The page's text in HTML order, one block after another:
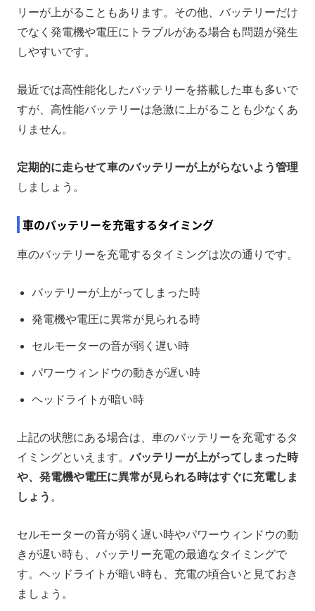
リーが上がることもあります。その他、バッテリーだけ
でなく発電機や電圧にトラブルがある場合も問題が発生
しやすいです。
最近では高性能化したバッテリーを搭載した車も多いで
すが、高性能バッテリーは急激に上がることも少なくあ
りません。
定期的に走らせて車のバッテリーが上がらないよう管理
しましょう。
車のバッテリーを充電するタイミング
車のバッテリーを充電するタイミングは次の通りです。
バッテリーが上がってしまった時
発電機や電圧に異常が見られる時
セルモーターの音が弱く遅い時
パワーウィンドウの動きが遅い時
ヘッドライトが暗い時
上記の状態にある場合は、車のバッテリーを充電するタ
イミングといえます。バッテリーが上がってしまった時
や、発電機や電圧に異常が見られる時はすぐに充電しま
しょう 。
セルモーターの音が弱く遅い時やパワーウィンドウの動
きが遅い時も、バッテリー充電の最適なタイミングで
す。ヘッドライトが暗い時も、充電の頃合いと見ておき
ましょう。